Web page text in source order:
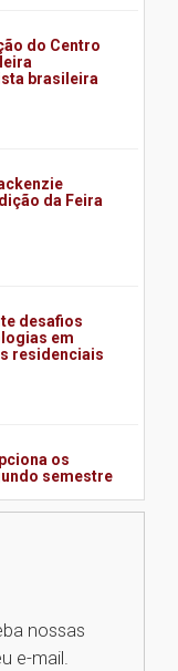
do Centro
brasileira
da Feira
desafios
em
residenciais
os
semestre
PAS antes
Médio
nossas
e-mail.